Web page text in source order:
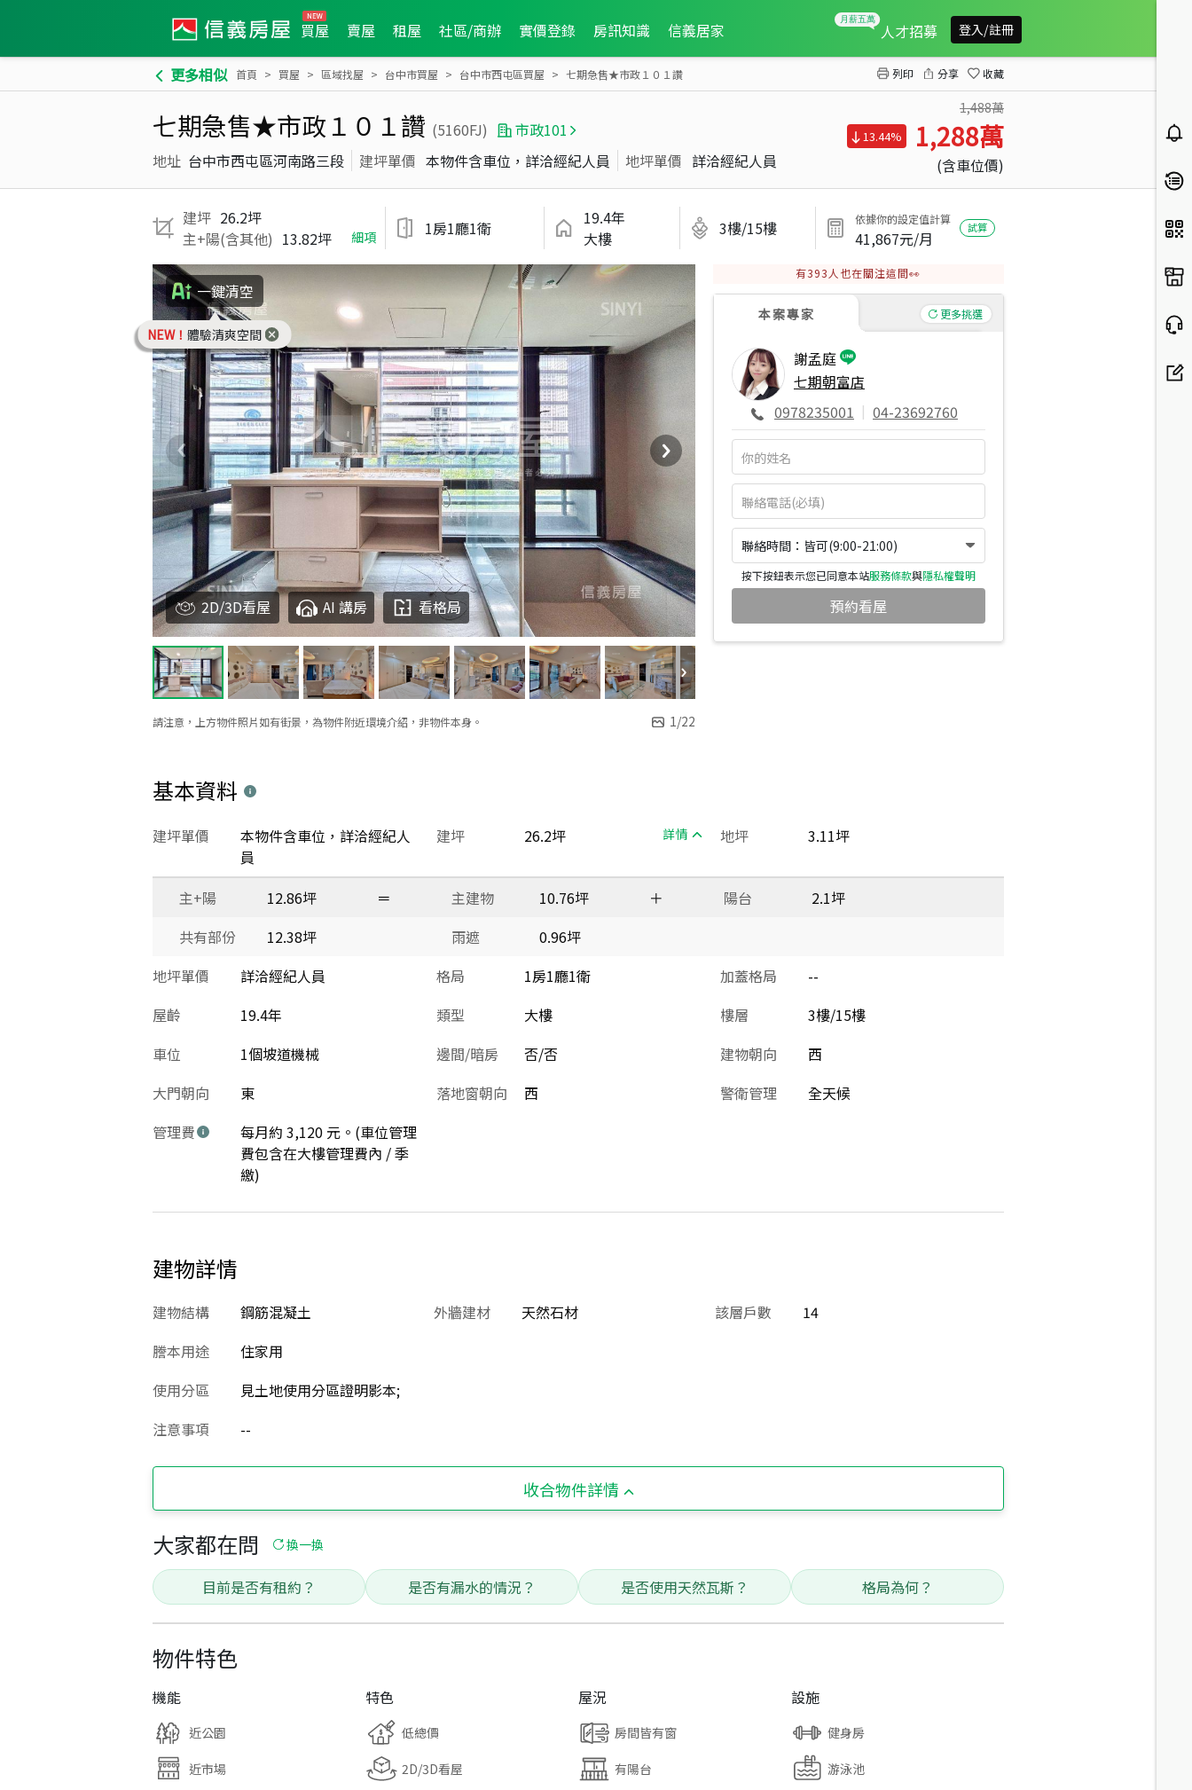
買屋 賣屋 租屋 社區/商辦 實價登錄 房訊知識 信義居家 人才招募 登入/註冊
更多相似 首頁 買屋 區域找屋 台中市買屋 台中市西屯區買屋 七期急售★市政１０１讚 列印 分享 收藏
七期急售★市政１０１讚 (5160FJ)
市政101
地址 台中市西屯區河南路三段 建坪單價 本物件含車位，詳洽經紀人員 地坪單價 詳洽經紀人員
1,488萬
13.44% 1,288萬
(含車位價)
建坪 26.2坪
主+陽(含其他) 13.82坪 細項 1房1廳1衛
19.4年
大樓
3樓/15樓 依據你的設定值計算
41,867元/月
試算
一鍵清空
NEW！ 體驗清爽空間
請注意，上方物件照片如有街景，為物件附近環境介紹，非物件本身。 1/22
2D/3D看屋 AI 講房 看格局
有393 人也在關注這間👀
本案專家 更多挑選
謝孟庭
七期朝富店
0978235001 | 04-23692760
聯絡時間：皆可(9:00-21:00)
按下按鈕表示您已同意本站服務條款與隱私權聲明
預約看屋
基本資料
建坪 26.2坪 詳情
建坪單價
本物件含車位，詳洽經紀人
員
地坪 3.11坪
主+陽 12.86坪 ＝ 主建物 10.76坪 ＋ 陽台
2.1坪
共有部份
12.38坪 雨遮
0.96坪
地坪單價
詳洽經紀人員 格局 1房1廳1衛 加蓋格局
--
屋齡
19.4年 類型 大樓 樓層
3樓/15樓
車位
1個坡道機械 邊間/暗房 否/否 建物朝向
西
大門朝向
東 落地窗朝向 西 警衛管理
全天候
管理費
每月約 3,120 元。(車位管理
費包含在大樓管理費內 / 季
繳)
建物詳情
建物結構 鋼筋混凝土 外牆建材 天然石材 該層戶數
14
謄本用途
住家用
使用分區
見土地使用分區證明影本;
注意事項
--
收合物件詳情
大家都在問 換一換
目前是否有租約？ 是否有漏水的情況？ 是否使用天然瓦斯？ 格局為何？
物件特色
機能
近公園
近市場
特色
低總價
2D/3D看屋
屋況
房間皆有窗
有陽台
設施
健身房
游泳池